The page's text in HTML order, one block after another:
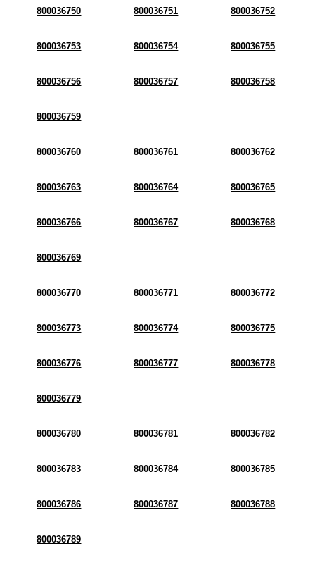
800036750 800036751 800036752
800036753 800036754 800036755
800036756 800036757 800036758
800036759
800036760 800036761 800036762
800036763 800036764 800036765
800036766 800036767 800036768
800036769
800036770 800036771 800036772
800036773 800036774 800036775
800036776 800036777 800036778
800036779
800036780 800036781 800036782
800036783 800036784 800036785
800036786 800036787 800036788
800036789